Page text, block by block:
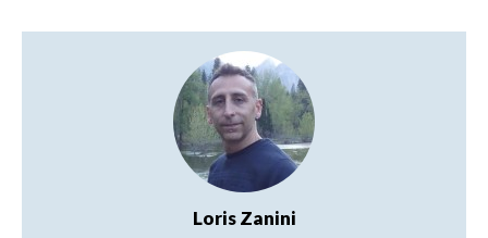
Loris Zanini